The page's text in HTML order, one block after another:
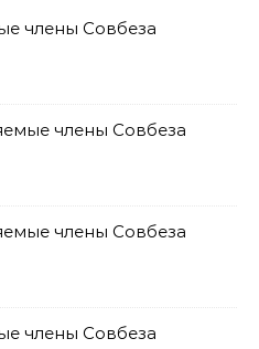
члены Совбеза
члены Совбеза
члены Совбеза
члены Совбеза